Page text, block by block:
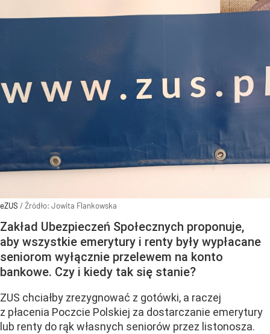
eZUS / Źródło: Jowita Flankowska
Zakład Ubezpieczeń Społecznych proponuje,
aby wszystkie emerytury i renty były wypłacane
seniorom wyłącznie przelewem na konto
bankowe. Czy i kiedy tak się stanie?
ZUS chciałby zrezygnować z gotówki, a raczej
z płacenia Poczcie Polskiej za dostarczanie emerytury
lub renty do rąk własnych seniorów przez listonosza.